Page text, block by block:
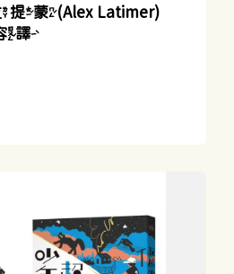
蒙(Alex Latimer)
譯